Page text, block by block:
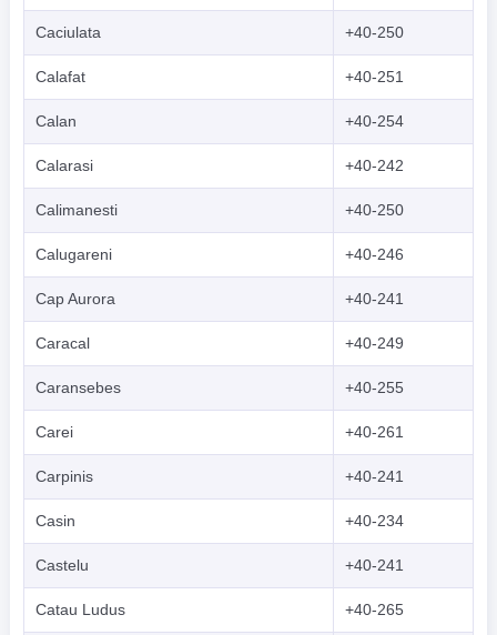
Caciulata +40-250
Calafat +40-251
Calan +40-254
Calarasi +40-242
Calimanesti +40-250
Calugareni +40-246
Cap Aurora +40-241
Caracal +40-249
Caransebes +40-255
Carei +40-261
Carpinis +40-241
Casin +40-234
Castelu +40-241
Catau Ludus +40-265